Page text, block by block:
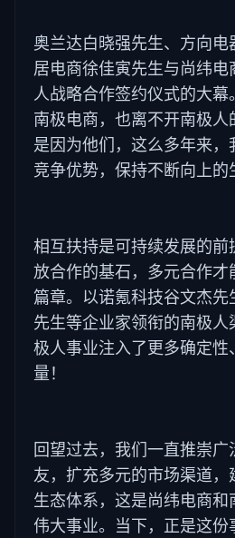
奥兰达白晓强先生、方向
居电商徐佳寅先生与尚纬
人战略合作签约仪式的大
南极电商，也离不开南极
是因为他们，这么多年来
竞争优势，保持不断向上的
相互扶持是可持续发展的前
放合作的基石，多元合作才
篇章。以诺氪科技谷文杰先
先生等企业家领衔的南极
极人事业注入了更多确定性
量！
回望过去，我们一直推崇
友，扩充多元的市场渠道
生态体系，这是尚纬电商
伟大事业。当下，正是这份